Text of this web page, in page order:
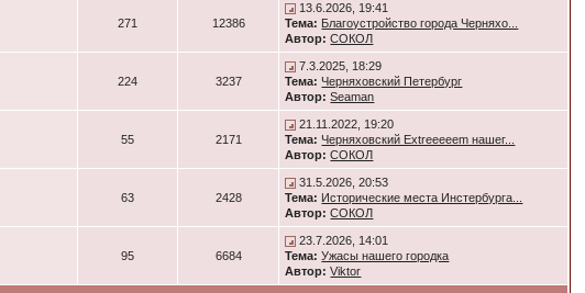
271 12386
13.6.2026, 19:41
Тема: Благоустройство города Черняхо...
Автор: СОКОЛ
224 3237
7.3.2025, 18:29
Тема: Черняховский Петербург
Автор: Seaman
55 2171
21.11.2022, 19:20
Тема: Черняховский Extreeeeem нашег...
Автор: СОКОЛ
63 2428
31.5.2026, 20:53
Тема: Исторические места Инстербурга...
Автор: СОКОЛ
95 6684
23.7.2026, 14:01
Тема: Ужасы нашего городка
Автор: Viktor